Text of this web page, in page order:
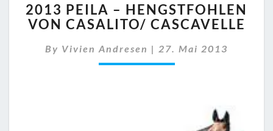
PEILA
–
VON
CASALITO/
2013 PEILA – HENGSTFOHLEN
VON CASALITO/ CASCAVELLE
By Vivien Andresen | 27. Mai 2013